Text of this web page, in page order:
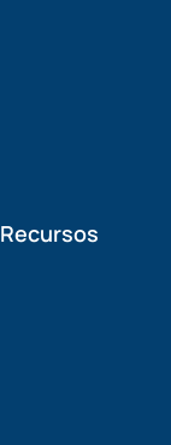
Recursos